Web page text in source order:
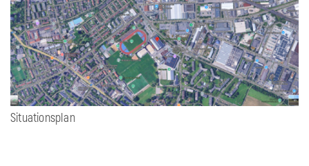
Situationsplan